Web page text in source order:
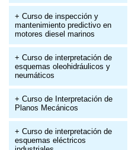
+ Curso de inspección y
mantenimiento predictivo en
motores diesel marinos
+ Curso de interpretación de
esquemas oleohidráulicos y
neumáticos
+ Curso de Interpretación de
Planos Mecánicos
+ Curso de interpretación de
esquemas eléctricos